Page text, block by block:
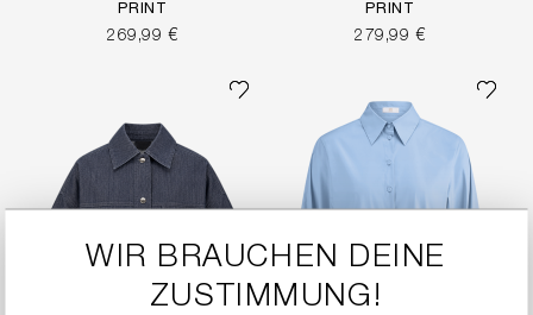
PRINT
269,99 €
PRINT
279,99 €
WIR BRAUCHEN DEINE
ZUSTIMMUNG!